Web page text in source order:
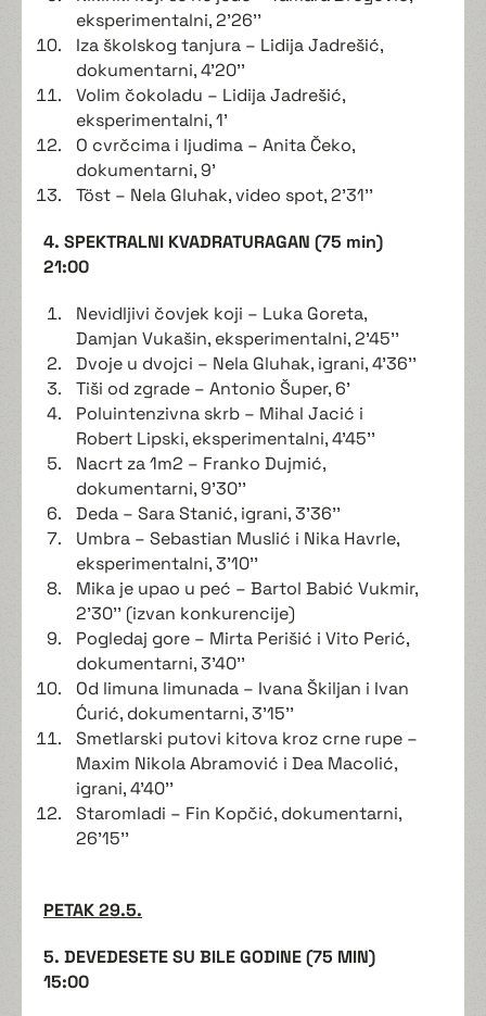
eksperimentalni, 2'26''
Iza školskog tanjura – Lidija Jadrešić,
dokumentarni, 4'20''
Volim čokoladu – Lidija Jadrešić,
eksperimentalni, 1'
O cvrčcima i ljudima – Anita Čeko,
dokumentarni, 9'
Töst – Nela Gluhak, video spot, 2'31''
4. SPEKTRALNI KVADRATURAGAN (75 min)
21:00
Nevidljivi čovjek koji – Luka Goreta,
Damjan Vukašin, eksperimentalni, 2'45''
Dvoje u dvojci – Nela Gluhak, igrani, 4'36''
Tiši od zgrade – Antonio Šuper, 6'
Poluintenzivna skrb – Mihal Jacić i
Robert Lipski, eksperimentalni, 4'45''
Nacrt za 1m2 – Franko Dujmić,
dokumentarni, 9'30''
Deda – Sara Stanić, igrani, 3'36''
Umbra – Sebastian Muslić i Nika Havrle,
eksperimentalni, 3'10''
Mika je upao u peć – Bartol Babić Vukmir,
2'30'' (izvan konkurencije)
Pogledaj gore – Mirta Perišić i Vito Perić,
dokumentarni, 3'40''
Od limuna limunada – Ivana Škiljan i Ivan
Ćurić, dokumentarni, 3'15''
Smetlarski putovi kitova kroz crne rupe –
Maxim Nikola Abramović i Dea Macolić,
igrani, 4'40''
Staromladi – Fin Kopčić, dokumentarni,
26'15''
PETAK 29.5.
5. DEVEDESETE SU BILE GODINE (75 MIN)
15:00